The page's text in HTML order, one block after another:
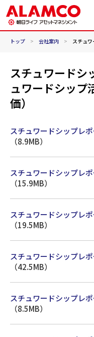
トップ > 会社案内 > スチュ
スチュワードシ
ュワードシップ
価）
スチュワードシップレ
（8.9MB）
スチュワードシップレ
（15.9MB）
スチュワードシップレ
（19.5MB）
スチュワードシップレ
（42.5MB）
スチュワードシップレ
（8.5MB）